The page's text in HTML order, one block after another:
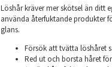
Löshår kräver mer skötsel än ditt
använda återfuktande produkter
glans.
Försök att tvätta löshåret
Red ut och borsta håret